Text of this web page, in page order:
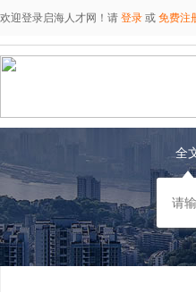
欢迎登录启海人才网！请 登录 或 免费注
全